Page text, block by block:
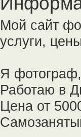
Мой сайт
услуги,
Я
Работаю в
Цeнa от